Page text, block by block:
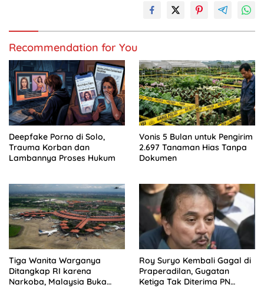
Recommendation for You
Deepfake Porno di Solo,
Trauma Korban dan
Lambannya Proses Hukum
Vonis 5 Bulan untuk Pengirim
2.697 Tanaman Hias Tanpa
Dokumen
Tiga Wanita Warganya
Ditangkap RI karena
Narkoba, Malaysia Buka
Roy Suryo Kembali Gagal di
Praperadilan, Gugatan
Ketiga Tak Diterima PN